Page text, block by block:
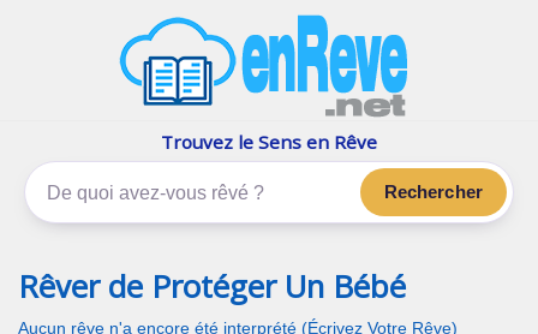
Les rêves, c'est plus que çaTrouvez le Sens en Rêve
Rechercher
Rêver de Protéger Un Bébé
Aucun rêve n'a encore été interprété (Écrivez Votre Rêve)